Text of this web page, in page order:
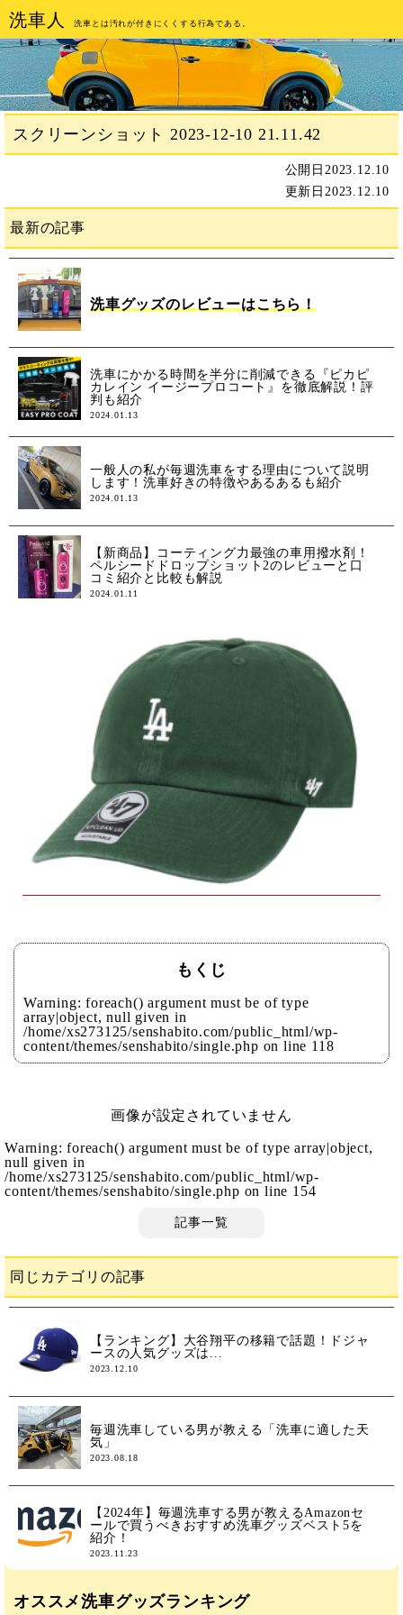
洗車人 洗車とは汚れが付きにくくする行為である。
スクリーンショット 2023-12-10 21.11.42
公開日 2023.12.10
更新日 2023.12.10
最新の記事
洗車グッズのレビューはこちら！
洗車にかかる時間を半分に削減できる『ピカピ
カレイン イージープロコート』を徹底解説！評
判も紹介
2024.01.13
一般人の私が毎週洗車をする理由について説明
します！洗車好きの特徴やあるあるも紹介
2024.01.13
【新商品】コーティング力最強の車用撥水剤！
ペルシードドロップショット2のレビューと口
コミ紹介と比較も解説
2024.01.11
もくじ
Warning: foreach() argument must be of type
array|object, null given in
/home/xs273125/senshabito.com/public_html/wp-
content/themes/senshabito/single.php on line 118
画像が設定されていません
Warning: foreach() argument must be of type array|object,
null given in
/home/xs273125/senshabito.com/public_html/wp-
content/themes/senshabito/single.php on line 154
記事一覧
同じカテゴリの記事
【ランキング】大谷翔平の移籍で話題！ドジャ
ースの人気グッズは...
2023.12.10
毎週洗車している男が教える「洗車に適した天
気」
2023.08.18
【2024年】毎週洗車する男が教えるAmazonセ
ールで買うべきおすすめ洗車グッズベスト5を
紹介！
2023.11.23
オススメ洗車グッズランキング